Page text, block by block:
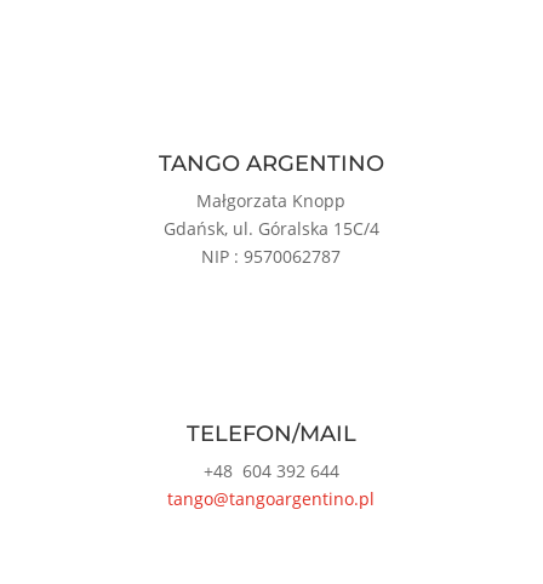
TANGO ARGENTINO
Małgorzata Knopp
Gdańsk, ul. Góralska 15C/4
NIP : 9570062787
TELEFON/MAIL
+48 604 392 644
tango@tangoargentino.pl